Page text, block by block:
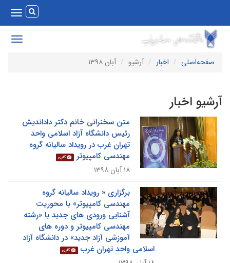
Toggle
Toggle
صفحه‌اصلی
اخبار آرشیو آبان ۱۳۹۸
اخبار
متن سخنرانی خانم دکتر داداندیش
رئیس دانشگاه آزاد اسلامی واحد
تهران غرب در رویداد سالیانه گروه
مهندسی کامپیوتر
گالری
برگزاری « رویداد سالیانه گروه
مهندسی کامپیوتر» با محوریت
آشنایی ورودی های جدید با «رشته
مهندسی کامپیوتر و دوره های
آموزشی آزاد جدید» در دانشگاه آزاد
اسلامی واحد تهران غرب
گالری